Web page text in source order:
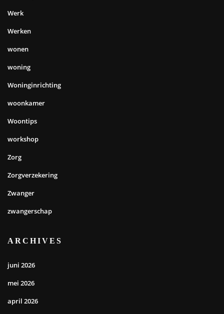
Werk
Werken
wonen
woning
Woninginrichting
woonkamer
Woontips
workshop
Zorg
Zorgverzekering
Zwanger
zwangerschap
ARCHIVES
juni 2026
mei 2026
april 2026